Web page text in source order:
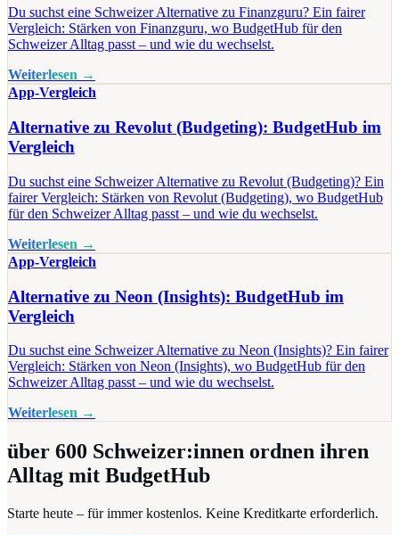
Du suchst eine Schweizer Alternative zu Finanzguru? Ein fairer
Vergleich: Stärken von Finanzguru, wo BudgetHub für den
Schweizer Alltag passt – und wie du wechselst.
Weiterlesen →
App-Vergleich
Alternative zu Revolut (Budgeting): BudgetHub im
Vergleich
Du suchst eine Schweizer Alternative zu Revolut (Budgeting)? Ein
fairer Vergleich: Stärken von Revolut (Budgeting), wo BudgetHub
für den Schweizer Alltag passt – und wie du wechselst.
Weiterlesen →
App-Vergleich
Alternative zu Neon (Insights): BudgetHub im
Vergleich
Du suchst eine Schweizer Alternative zu Neon (Insights)? Ein fairer
Vergleich: Stärken von Neon (Insights), wo BudgetHub für den
Schweizer Alltag passt – und wie du wechselst.
Weiterlesen →
über 600 Schweizer:innen ordnen ihren
Alltag mit BudgetHub
Starte heute – für immer kostenlos. Keine Kreditkarte erforderlich.